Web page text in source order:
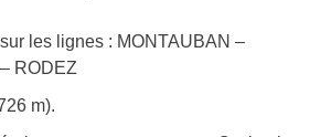
les lignes : MONTAUBAN –
RODEZ
m).